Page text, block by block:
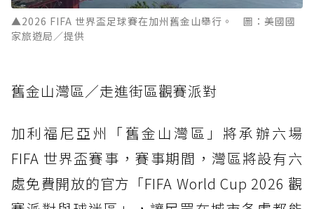
▲2026 FIFA 世界盃足球賽在加州舊金山舉行。 圖：美國國
家旅遊局／提供
舊金山灣區／走進街區觀賽派對
加利福尼亞州「舊金山灣區」將承辦六場
FIFA 世界盃賽事，賽事期間，灣區將設有六
處免費開放的官方「FIFA World Cup 2026 觀